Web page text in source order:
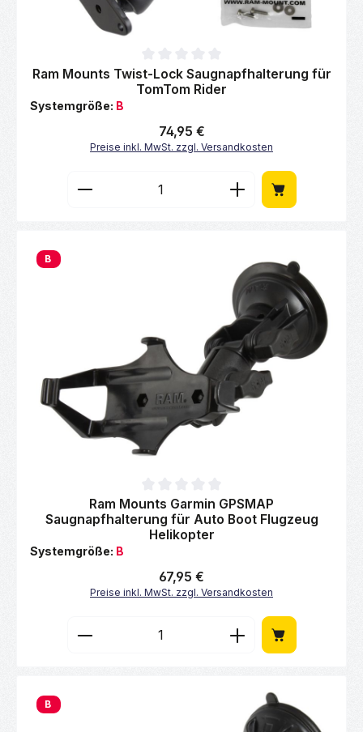
Durchschnittliche Bewertung von 0 von 5 Sternen
Ram Mounts Twist-Lock Saugnapfhalterung für
TomTom Rider
Systemgröße: B
Regulärer Preis:
74,95 €
Preise inkl. MwSt. zzgl. Versandkosten
Produkt Anzahl: Gib den gewünschten
B
Durchschnittliche Bewertung von 0 von 5 Sternen
Ram Mounts Garmin GPSMAP
Saugnapfhalterung für Auto Boot Flugzeug
Helikopter
Systemgröße: B
Regulärer Preis:
67,95 €
Preise inkl. MwSt. zzgl. Versandkosten
Produkt Anzahl: Gib den gewünschten
B